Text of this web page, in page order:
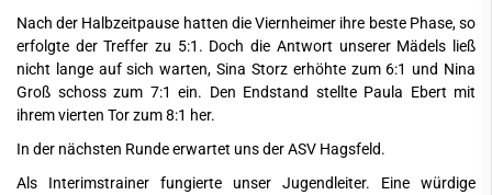
Nach der Halbzeitpause hatten die Viernheimer ihre beste Phase, so
erfolgte der Treffer zu 5:1. Doch die Antwort unserer Mädels ließ
nicht lange auf sich warten, Sina Storz erhöhte zum 6:1 und Nina
Groß schoss zum 7:1 ein. Den Endstand stellte Paula Ebert mit
ihrem vierten Tor zum 8:1 her.
In der nächsten Runde erwartet uns der ASV Hagsfeld.
Als Interimstrainer fungierte unser Jugendleiter. Eine würdige